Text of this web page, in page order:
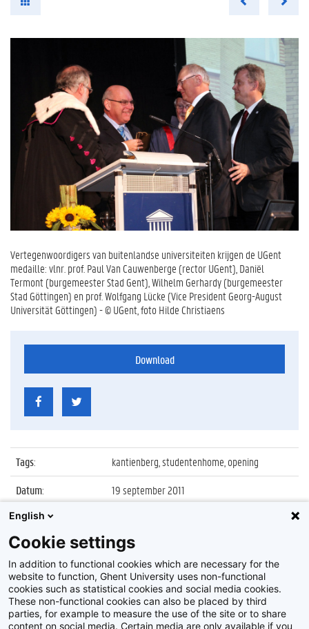
Vertegenwoordigers van buitenlandse universiteiten krijgen de UGent
medaille: vlnr. prof. Paul Van Cauwenberge (rector UGent), Daniël
Termont (burgemeester Stad Gent), Wilhelm Gerhardy (burgemeester
Stad Göttingen) en prof. Wolfgang Lücke (Vice President Georg-August
Universität Göttingen) - © UGent, foto Hilde Christiaens
Download
Tags:
kantienberg, studentenhome, opening
Datum:
19 september 2011
Identificatienummer
Album:
Opening nieuwe studentenhomes aan de
Kantienberg
English
Cookie settings
In addition to functional cookies which are necessary for the
website to function, Ghent University uses non-functional
cookies such as statistical cookies and social media cookies.
These non-functional cookies can also be placed by third
parties, for example to measure the use of the site or to share
content on social media. Certain media are only available if you